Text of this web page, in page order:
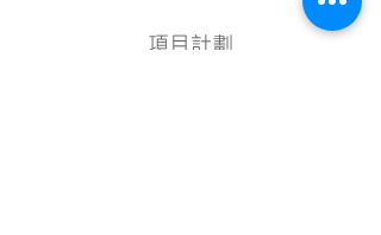
項目計劃